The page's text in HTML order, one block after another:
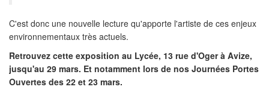
C'est donc une nouvelle lecture qu'apporte l'artiste de ces enjeux
environnementaux très actuels.
Retrouvez cette exposition au Lycée, 13 rue d'Oger à Avize,
jusqu'au 29 mars. Et notamment lors de nos Journées Portes
Ouvertes des 22 et 23 mars.